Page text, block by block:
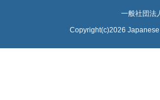
一般社団法
Copyright(c)2026